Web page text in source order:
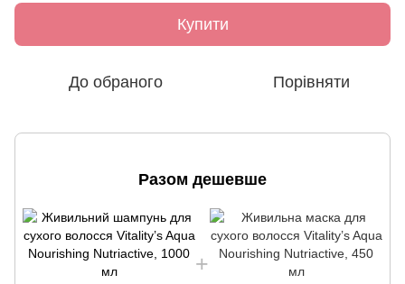
Купити
До обраного Порівняти
Разом дешевше